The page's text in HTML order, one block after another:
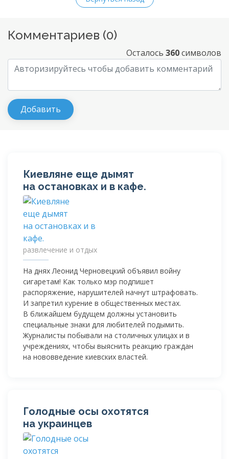
Комментариев (0)
Осталось 360символов
Киевляне еще дымят
на остановках и в кафе.
развлечение и отдых
На днях Леонид Черновецкий объявил войну
сигаретам! Как только мэр подпишет
распоряжение, нарушителей начнут штрафовать.
И запретил курение в общественных местах.
В ближайшем будущем должны установить
специальные знаки для любителей подымить.
Журналисты побывали на столичных улицах и в
учреждениях, чтобы выяснить реакцию граждан
на нововведение киевских властей.
Голодные осы охотятся
на украинцев